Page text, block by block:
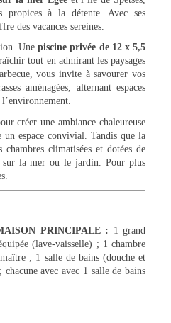
propices à la détente. Avec ses
des vacances sereines.
Unepiscine privée de 12 x 5,5
tout en admirant les paysages
vous invite à savourer vos
aménagées, alternant espaces
créer une ambiance chaleureuse
espace convivial. Tandis que la
climatisées et dotées de
sur la mer ou le jardin. Pour plus
PRINCIPALE : 1 grand
(lave-vaisselle) ; 1 chambre
; 1 salle de bains (douche et
chacune avec avec 1 salle de bains